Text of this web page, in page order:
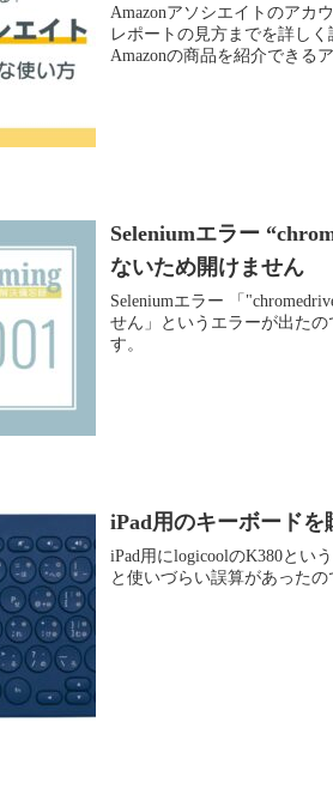
Amazonアソシエイトのアカ
レポートの見方までを詳しく
Amazonの商品を紹介できる
Seleniumエラー
ないため開けません
Seleniumエラー 「
せん」というエラーが出た
す。
iPad用のキーボード
iPad用にlogicoolのK380とい
と使いづらい誤算があったの